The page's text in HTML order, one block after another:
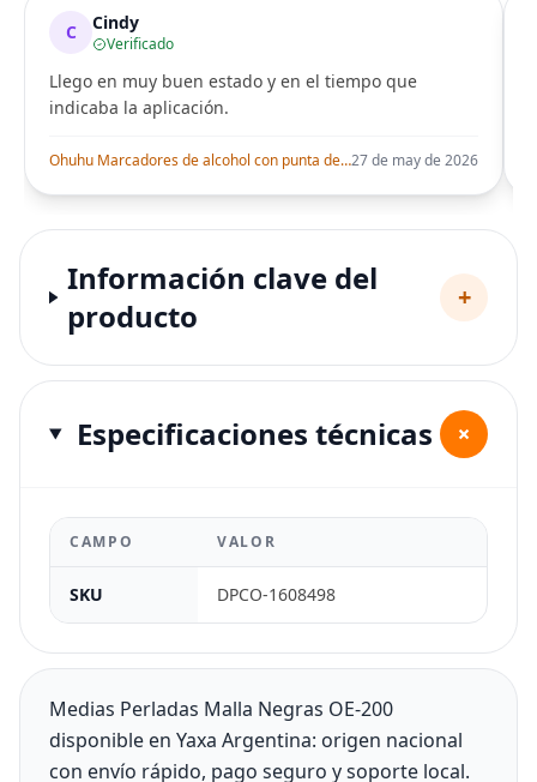
C Cindy
Verificado
Llego en muy buen estado y en el tiempo que
indicaba la aplicación.
Ohuhu Marcadores de alcohol con punta de pincel – Juego de marcadores artísticos de doble punta con certificación AP para artistas adultos27 de may de 2026
Información clave del
producto
+
Especificaciones técnicas +
CAMPO VALOR
SKU DPCO-1608498
Medias Perladas Malla Negras OE-200
disponible en Yaxa Argentina: origen nacional
con envío rápido, pago seguro y soporte local.